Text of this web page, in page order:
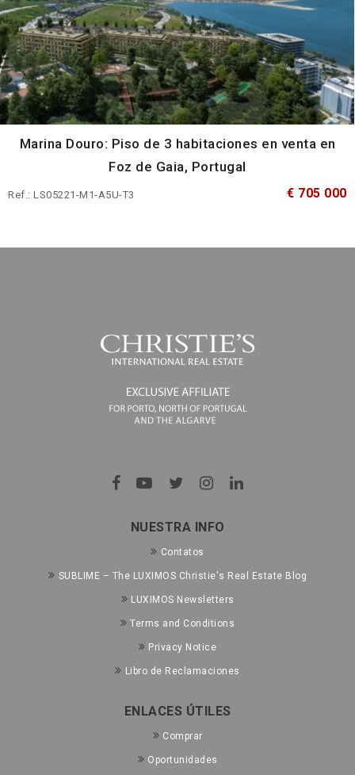
Marina Douro: Piso de 3 habitaciones en venta en
Foz de Gaia, Portugal
Ref.: LS05221-M1-A5U-T3 € 705 000
NUESTRA INFO
Contatos
SUBLIME – The LUXIMOS Christie's Real Estate Blog
LUXIMOS Newsletters
Terms and Conditions
Privacy Notice
Libro de Reclamaciones
ENLACES ÚTILES
Comprar
Oportunidades